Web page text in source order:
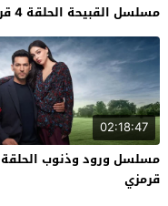
مسلسل القبيحة الحلقة 4 قرمزي
02:18:47
قرمزي